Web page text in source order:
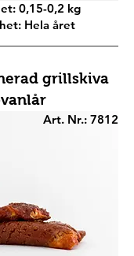
0,15-0,2 kg
Hela året
grillskiva
Art. Nr.: 7812